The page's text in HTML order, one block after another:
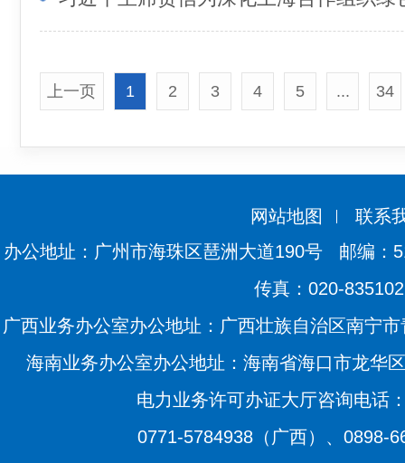
上一页 1 2 3 4 5 ... 34
网站地图
联系
办公地址：广州市海珠区琶洲大道190号
邮编：
传真：020-
广西业务办公室办公地址：广西壮族自治区南宁
海南业务办公室办公地址：海南省海口市龙华
电力业务许可办证大厅咨询电话
0771-5784938（广西）、0898-